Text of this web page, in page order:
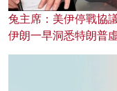
兔主席：美伊停戰協
伊朗一早洞悉特朗普